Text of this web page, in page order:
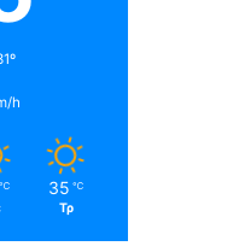
h
℃ 35 ℃
Τρ